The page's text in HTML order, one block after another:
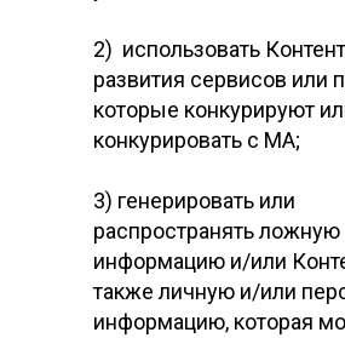
2) использовать
развития сервисов или
которые конкурируют
конкурировать с МА;
3) генерировать или
распространять ложную
информацию и/или
также личную и/или
информацию, которая